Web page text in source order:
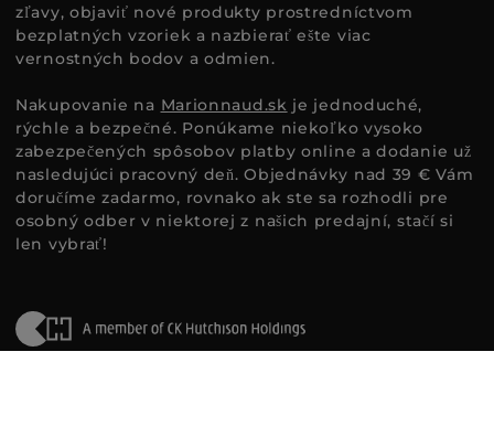
zľavy, objaviť nové produkty prostredníctvom
bezplatných vzoriek a nazbierať ešte viac
vernostných bodov a odmien.
Nakupovanie na Marionnaud.sk je jednoduché,
rýchle a bezpečné. Ponúkame niekoľko vysoko
zabezpečených spôsobov platby online a dodanie už
nasledujúci pracovný deň. Objednávky nad 39 € Vám
doručíme zadarmo, rovnako ak ste sa rozhodli pre
osobný odber v niektorej z našich predajní, stačí si
len vybrať!